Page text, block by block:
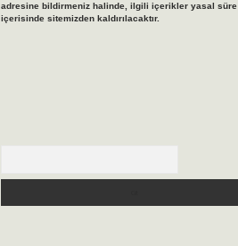
adresine bildirmeniz halinde, ilgili içerikler yasal süre
içerisinde sitemizden kaldırılacaktır.